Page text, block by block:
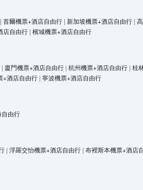
首爾機票+酒店自由行 | 新加坡機票+酒店自由行 |
店自由行 | 檳城機票+酒店自由行
| 廈門機票+酒店自由行 | 杭州機票+酒店自由行 | 桂
+酒店自由行 | 寧波機票+酒店自由行
自由行
| 浮羅交怡機票+酒店自由行 | 布裡斯本機票+酒店